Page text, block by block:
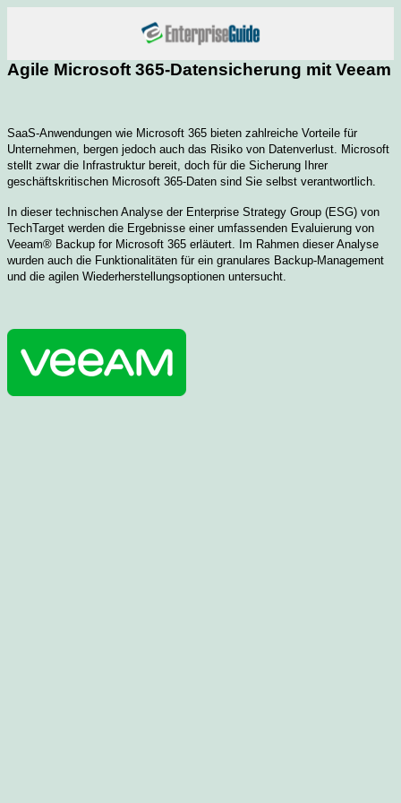
Agile Microsoft 365-Datensicherung mit Veeam
SaaS-Anwendungen wie Microsoft 365 bieten zahlreiche Vorteile für
Unternehmen, bergen jedoch auch das Risiko von Datenverlust. Microsoft
stellt zwar die Infrastruktur bereit, doch für die Sicherung Ihrer
geschäftskritischen Microsoft 365-Daten sind Sie selbst verantwortlich.
In dieser technischen Analyse der Enterprise Strategy Group (ESG) von
TechTarget werden die Ergebnisse einer umfassenden Evaluierung von
Veeam® Backup for Microsoft 365 erläutert. Im Rahmen dieser Analyse
wurden auch die Funktionalitäten für ein granulares Backup-Management
und die agilen Wiederherstellungsoptionen untersucht.